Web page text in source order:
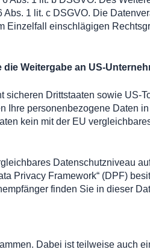
1 lit. c DSGVO. Die
Einzelfall einschlägigen
Weitergabe an US-
Drittstaaten sowie US-
Ihre personenbezogene Daten
kein mit der EU
Datenschutzniveau
Privacy Framework“ (DPF)
finden Sie in dieser
Dabei ist teilweise auch